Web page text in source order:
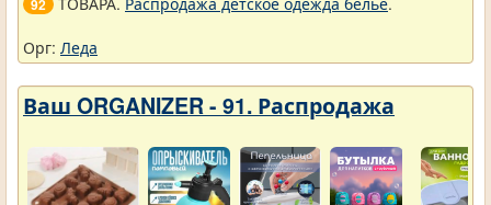
92
Орг: Леда
Ваш ORGANIZER - 91. Распродажа